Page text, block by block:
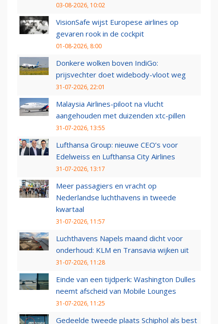
03-08-2026, 10:02
VisionSafe wijst Europese airlines op
gevaren rook in de cockpit
01-08-2026, 8:00
Donkere wolken boven IndiGo:
prijsvechter doet widebody-vloot weg
31-07-2026, 22:01
Malaysia Airlines-piloot na vlucht
aangehouden met duizenden xtc-pillen
31-07-2026, 13:55
Lufthansa Group: nieuwe CEO’s voor
Edelweiss en Lufthansa City Airlines
31-07-2026, 13:17
Meer passagiers en vracht op
Nederlandse luchthavens in tweede
kwartaal
31-07-2026, 11:57
Luchthavens Napels maand dicht voor
onderhoud: KLM en Transavia wijken uit
31-07-2026, 11:28
Einde van een tijdperk: Washington Dulles
neemt afscheid van Mobile Lounges
31-07-2026, 11:25
Gedeelde tweede plaats Schiphol als best